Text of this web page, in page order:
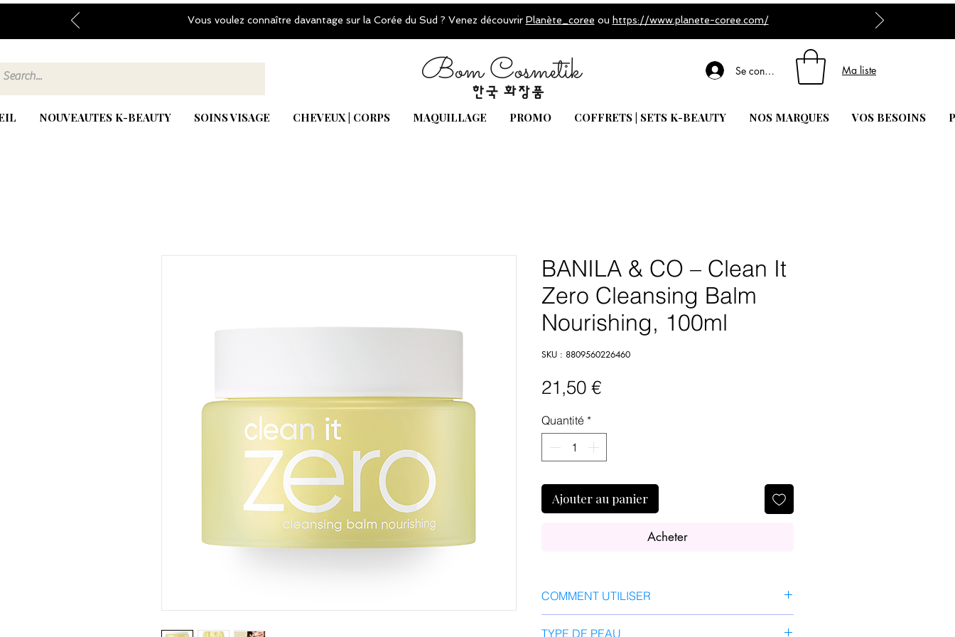
Vous voulez connaître davantage sur la Corée du Sud ? Venez découvrir Planète_coree ou https://www.planete-coree.com/
Se connecter Ma liste
NOUVEAUTES K-BEAUTY SOINS VISAGE CHEVEUX | CORPS MAQUILLAGE PROMO COFFRETS | SETS K-BEAUTY NOS MARQUES VOS BESOINS
BANILA & CO – Clean It
Zero Cleansing Balm
Nourishing, 100ml
SKU : 8809560226460
21,50 €Prix
Quantité *
Ajouter au panier
Acheter
COMMENT UTILISER
TYPE DE PEAU